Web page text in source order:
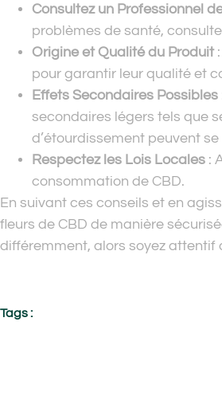
Consultez un Professionnel
problèmes de santé,
Origine et Qualité du Produit:
pour garantir leur qualité et
Effets Secondaires Possibles
secondaires légers tels que
d’étourdissement peuvent
Respectez les Lois Locales :
consommation de CBD.
En suivant ces conseils et en
fleurs de CBD de manière
différemment, alors soyez attentif
Tags :